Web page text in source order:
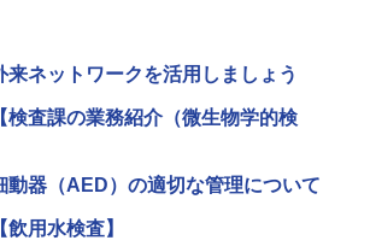
来ネットワークを活用しましょう
検査課の業務紹介（微生物学的検
動器（AED）の適切な管理について
用水検査】